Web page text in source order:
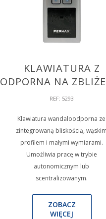
KLAWIATURA Z
ODPORNA NA
REF: 5293
Klawiatura wandaloodporna ze
zintegrowaną bliskością, wąskim
profilem i małymi wymiarami.
Umożliwia pracę w trybie
autonomicznym lub
scentralizowanym.
ZOBACZ
WIĘCEJ